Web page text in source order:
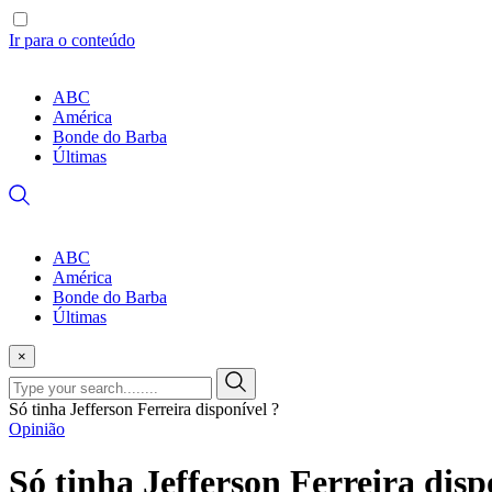
Ir para o conteúdo
ABC
América
Bonde do Barba
Últimas
ABC
América
Bonde do Barba
Últimas
×
Só tinha Jefferson Ferreira disponível ?
Opinião
Só tinha Jefferson Ferreira